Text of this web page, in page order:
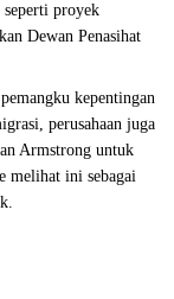
proyek
Dewan Penasihat
kepentingan
perusahaan juga
Armstrong untuk
melihat ini sebagai